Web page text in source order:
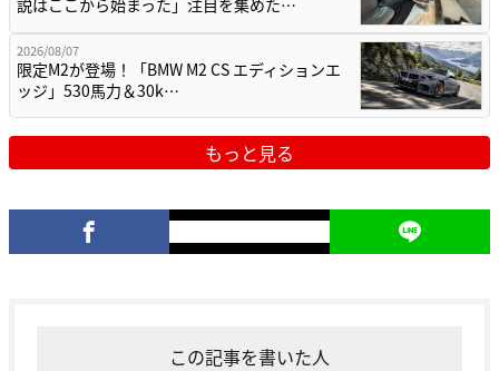
説はここから始まった」注目を集めた…
2026/08/07
限定M2が登場！「BMW M2 CS エディションエ
ッジ」530馬力＆30k…
もっと見る
この記事を書いた人